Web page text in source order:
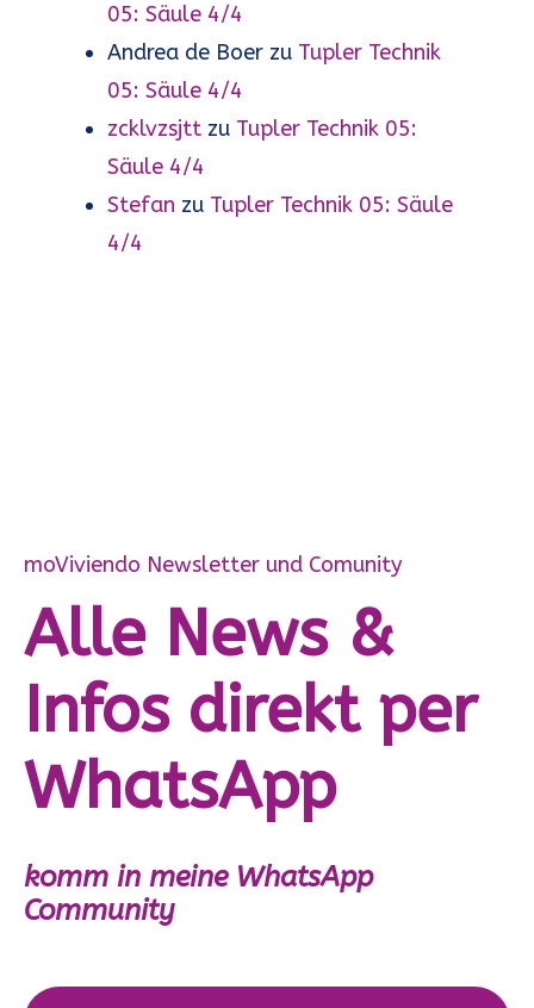
05: Säule 4/4
Andrea de Boer zu Tupler Technik
05: Säule 4/4
zcklvzsjtt zu Tupler Technik 05:
Säule 4/4
Stefan zu Tupler Technik 05: Säule
4/4
moViviendo Newsletter und Comunity
Alle News &
Infos direkt per
WhatsApp
komm in meine WhatsApp
Community